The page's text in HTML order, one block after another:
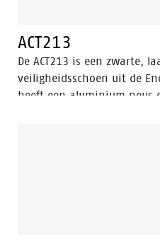
ACT213
De ACT213 is een zwarte,
veiligheidsschoen uit de
heeft een aluminium neus
Comfort® technologie.